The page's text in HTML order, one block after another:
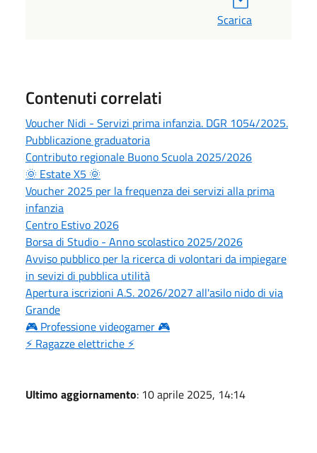
Scarica
Contenuti correlati
Voucher Nidi - Servizi prima infanzia. DGR 1054/2025.
Pubblicazione graduatoria
Contributo regionale Buono Scuola 2025/2026
🌞 Estate X5 🌞
Voucher 2025 per la frequenza dei servizi alla prima
infanzia
Centro Estivo 2026
Borsa di Studio - Anno scolastico 2025/2026
Avviso pubblico per la ricerca di volontari da impiegare
in sevizi di pubblica utilità
Apertura iscrizioni A.S. 2026/2027 all'asilo nido di via
Grande
🎮 Professione videogamer 🎮
⚡ Ragazze elettriche ⚡
Ultimo aggiornamento: 10 aprile 2025, 14:14